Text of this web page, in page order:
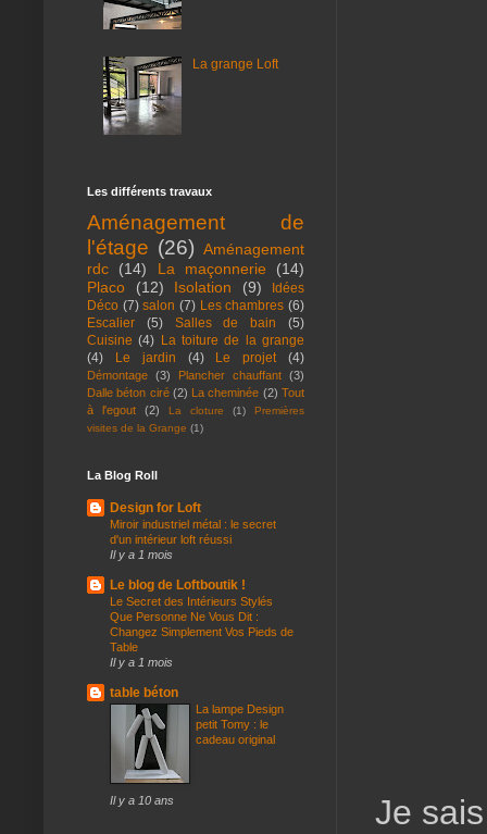
Je
La grange Loft
Les différents travaux
Aménagement de
l'étage (26) Aménagement
rdc
(14) La maçonnerie
(14)
Placo
(12) Isolation (9)
Idées
Déco (7) salon (7) Les chambres (6)
Escalier
(5) Salles de bain
(5)
Cuisine (4) La toiture de la grange
(4)
Le jardin (4) Le projet (4)
Démontage (3) Plancher chauffant (3)
Dalle béton ciré (2) La cheminée (2) Tout
à l'egout
(2) La cloture (1)
Premières
visites de la Grange (1)
La Blog Roll
Design for Loft
Miroir industriel métal : le secret
d'un intérieur loft réussi
Il y a 1 mois
Le blog de Loftboutik !
Le Secret des Intérieurs Stylés
Que Personne Ne Vous Dit :
Changez Simplement Vos Pieds de
Table
Il y a 1 mois
table béton
La lampe Design
petit Tomy : le
cadeau original
Il y a 10 ans